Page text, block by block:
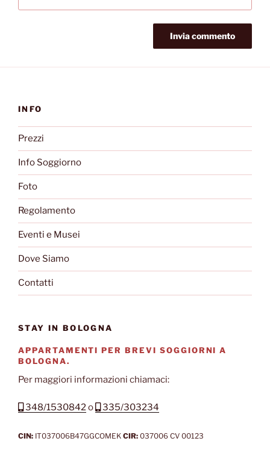
INFO
Prezzi
Info Soggiorno
Foto
Regolamento
Eventi e Musei
Dove Siamo
Contatti
STAY IN BOLOGNA
APPARTAMENTI PER BREVI SOGGIORNI A
BOLOGNA.
Per maggiori informazioni chiamaci:
348/1530842o 335/303234
CIN: IT037006B47GGCOMEK CIR: 037006 CV 00123